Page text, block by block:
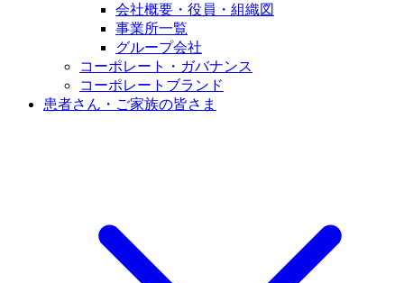
会社概要・役員・組織図
事業所一覧
グループ会社
コーポレート・ガバナンス
コーポレートブランド
患者さん・ご家族の皆さま